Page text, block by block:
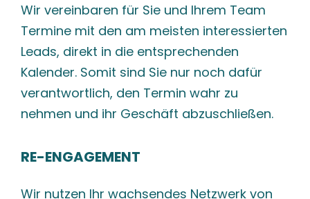
Wir vereinbaren für Sie und Ihrem Team
Termine mit den am meisten interessierten
Leads, direkt in die entsprechenden
Kalender. Somit sind Sie nur noch dafür
verantwortlich, den Termin wahr zu
nehmen und ihr Geschäft abzuschließen.
RE-ENGAGEMENT
Wir nutzen Ihr wachsendes Netzwerk von